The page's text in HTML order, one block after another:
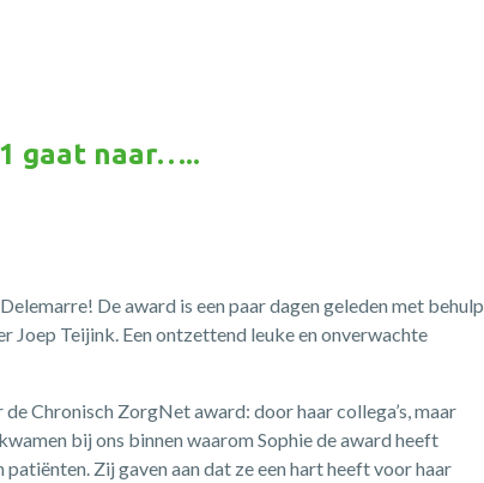
gaat naar…..
De award is een paar dagen geleden met behulp
Joep Teijink. Een ontzettend leuke en onverwachte
Chronisch ZorgNet award: door haar collega’s, maar
bij ons binnen waarom Sophie de award heeft
Zij gaven aan dat ze een hart heeft voor haar